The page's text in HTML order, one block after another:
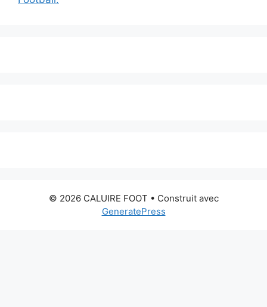
© 2026 CALUIRE FOOT • Construit avec
GeneratePress